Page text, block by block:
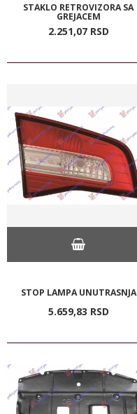
STAKLO RETROVIZORA SA
GREJACEM
2.251,07 RSD
STOP LAMPA UNUTRASNJA
5.659,83 RSD